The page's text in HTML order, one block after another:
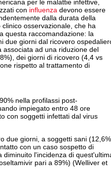
per le malattie infettive,
con influenza devono essere
dalla durata della
osservazionale, che ha
questa raccomandazione: la
due giorni dal ricovero
ad una riduzione del
dei giorni di ricovero (4,4 vs
rispetto al trattamento di
nella profilassi post-
impiegato entro 48 ore
con soggetti infettati dal virus
due giorni, a soggetti sani (12,6%
con un caso sospetto di
diminuito l'incidenza di
pari a 89%) (Welliver et